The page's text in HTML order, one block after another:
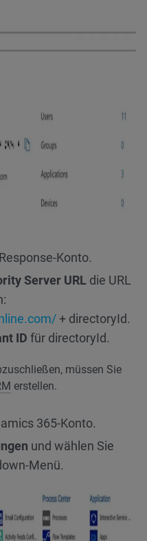
Konto.
Server URL die URL
+ directoryId.
ID für directoryId.
müssen Sie
erstellen.
365-Konto.
und wählen Sie
Menü.